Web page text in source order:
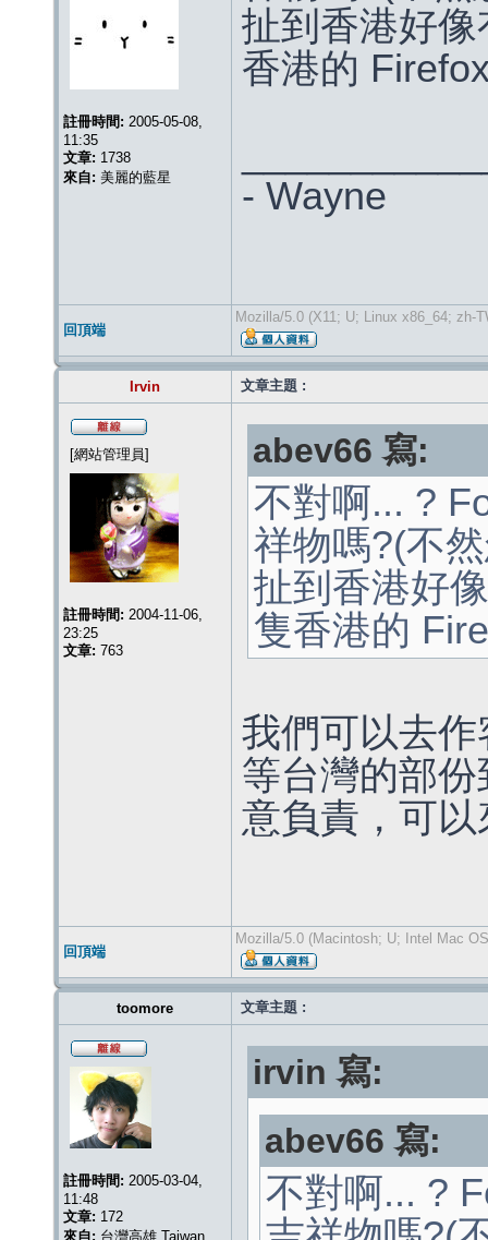
註冊時間: 2005-05-08,
11:35
文章: 1738
來自: 美麗的藍星
扯到香港好
香港的
- Wayne
回頂端
Mozilla/5.0 (X11; U; Linux x86_64; zh-
Irvin 文章主題 :
[網站管理員]
註冊時間: 2004-11-06,
23:25
文章: 763
abev66 寫:
不對啊... ?
祥物嗎?(不
扯到香港好
隻香港的
我們可以去
等台灣的部
意負責，可
回頂端
Mozilla/5.0 (Macintosh; U; Intel Mac
toomore 文章主題 :
註冊時間: 2005-03-04,
11:48
文章: 172
來自: 台灣高雄 Taiwan
irvin 寫:
abev66 寫:
不對啊... ?